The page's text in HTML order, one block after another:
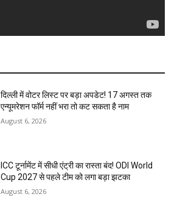
दिल्ली में वोटर लिस्ट पर बड़ा अपडेट! 17 अगस्त तक
एन्यूमरेशन फॉर्म नहीं भरा तो कट सकता है नाम
August 6, 2026
ICC टूर्नामेंट में सीधी एंट्री का रास्ता बंद! ODI World
Cup 2027 से पहले टीम को लगा बड़ा झटका
August 6, 2026